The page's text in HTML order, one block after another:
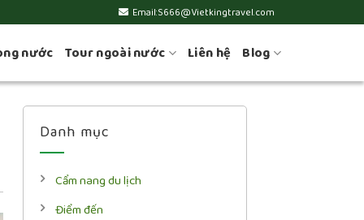
Email:S666@Vietkingtravel.com
nước Tour ngoài nước Liên hệ Blog
Danh mục
Cẩm nang du lịch
Điểm đến